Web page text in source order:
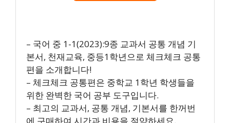
– 국어 중 1-1(2023):9종 교과서 공통 개념 기
본서, 천재교육, 중등1학년으로 체크체크 공통
편을 소개합니다!
– 체크체크 공통편은 중학교 1학년 학생들을
위한 완벽한 국어 공부 도구입니다.
– 최고의 교과서, 공통 개념, 기본서를 한꺼번